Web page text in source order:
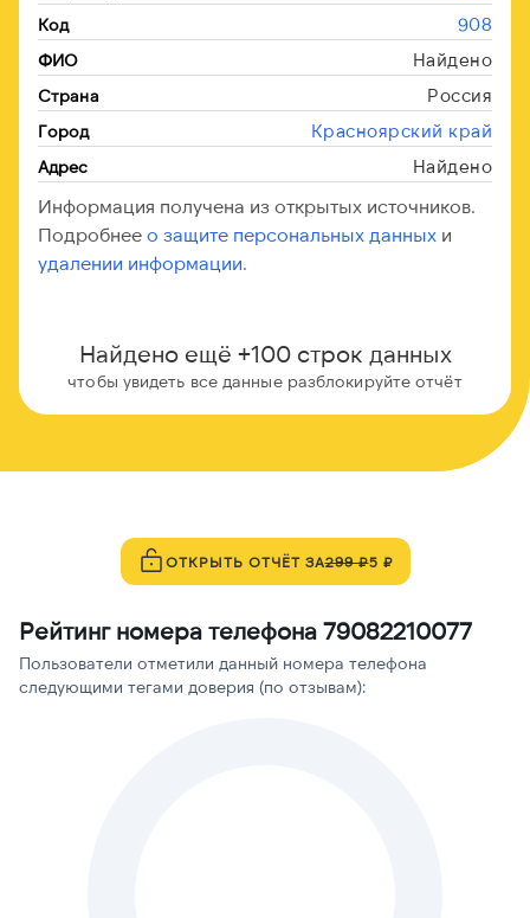
Код 908
ФИО Найдено
Страна Россия
Город Красноярский край
Адрес Найдено
Информация получена из открытых источников.
Подробнее о защите персональных данных и
удалении информации.
Найдено ещё +100 строк данных
чтобы увидеть все данные разблокируйте отчёт
ОТКРЫТЬ ОТЧЁТ ЗА299 ₽5 ₽
Рейтинг номера телефона 79082210077
Пользователи отметили данный номера телефона
следующими тегами доверия (по отзывам):